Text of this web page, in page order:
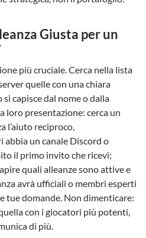
Giusta per un
più cruciale. Cerca nella lista
quelle con una chiara
capisce dal nome o dalla
loro presentazione: cerca un
l’aiuto reciproco,
abbia un canale Discord o
il primo invito che ricevi;
quali alleanze sono attive e
avrà ufficiali o membri esperti
tue domande. Non dimenticare:
con i giocatori più potenti,
di più.